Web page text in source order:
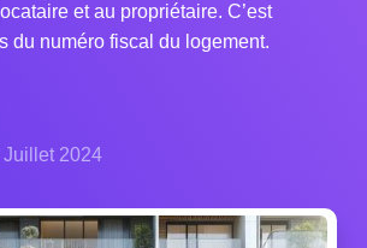
et au propriétaire. C’est
du numéro fiscal du logement.
Juillet 2024